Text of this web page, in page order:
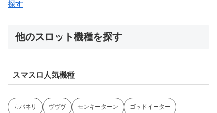
探す
他のスロット機種を探す
スマスロ人気機種
カバネリ ヴヴヴ モンキーターン ゴッドイーター